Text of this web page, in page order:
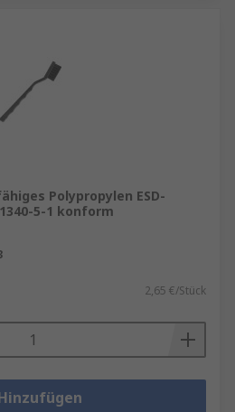
Polypropylen ESD-
5-1 konform
2,65 €/Stück